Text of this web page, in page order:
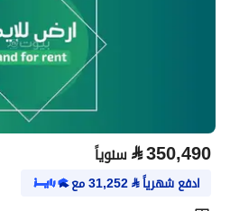
⃁350,490 سنوياً
ادفع شهرياً⃁
31,252مع